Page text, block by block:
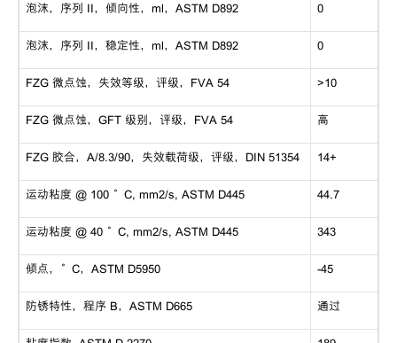
泡沫，序列 II，倾向性，ml，ASTM D892 0
泡沫，序列 II，稳定性，ml，ASTM D892 0
FZG 微点蚀，失效等级，评级，FVA 54 >10
FZG 微点蚀，GFT 级别，评级，FVA 54 高
FZG 胶合，A/8.3/90，失效载荷级，评级，DIN 51354 14+
运动粘度 @ 100 °C, mm2/s, ASTM D445 44.7
运动粘度 @ 40 °C, mm2/s, ASTM D445 343
倾点，°C，ASTM D5950 -45
防锈特性，程序 B，ASTM D665 通过